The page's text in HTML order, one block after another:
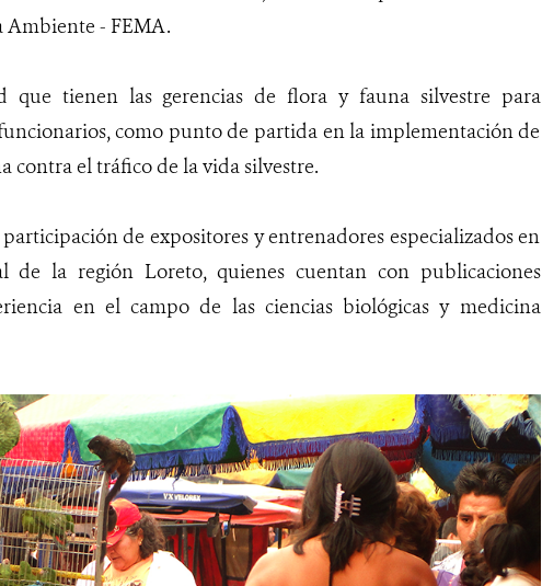
Ambiente - FEMA.
que tienen las gerencias de flora y fauna silvestre para
como punto de partida en la implementación de
contra el tráfico de la vida silvestre.
de expositores y entrenadores especializados en
de la región Loreto, quienes cuentan con publicaciones
en el campo de las ciencias biológicas y medicina